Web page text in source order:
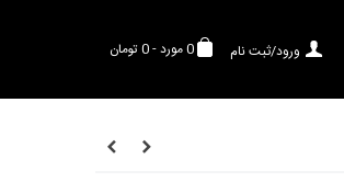
0مورد-0 تومان ورود/ثبت نام